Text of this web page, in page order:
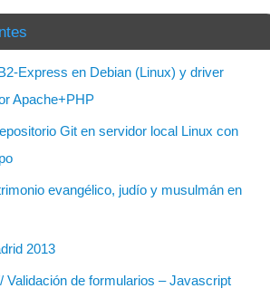
Express en Debian (Linux) y driver
Apache+PHP
Git en servidor local Linux con
evangélico, judío y musulmán en
2013
Validación de formularios – Javascript